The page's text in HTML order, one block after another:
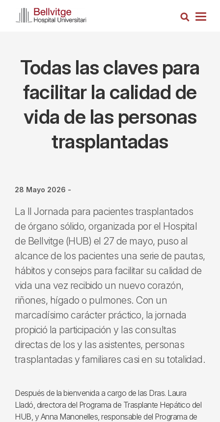
Busca
Todas las claves para
facilitar la calidad de
vida de las personas
trasplantadas
28 Mayo 2026 -
La II Jornada para pacientes trasplantados
de órgano sólido, organizada por el Hospital
de Bellvitge (HUB) el 27 de mayo, puso al
alcance de los pacientes una serie de pautas,
hábitos y consejos para facilitar su calidad de
vida una vez recibido un nuevo corazón,
riñones, hígado o pulmones. Con un
marcadísimo carácter práctico, la jornada
propició la participación y las consultas
directas de los y las asistentes, personas
trasplantadas y familiares casi en su totalidad.
Después de la bienvenida a cargo de las Dras. Laura
Lladó, directora del Programa de Trasplante Hepático del
HUB, y Anna Manonelles, responsable del Programa de